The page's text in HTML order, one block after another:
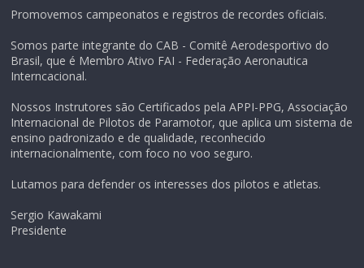
Promovemos campeonatos e registros de recordes oficiais.
Somos parte integrante do CAB - Comitê Aerodesportivo do
Brasil, que é Membro Ativo FAI - Federação Aeronautica
Interncacional.
Nossos Instrutores são Certificados pela APPI-PPG, Associação
Internacional de Pilotos de Paramotor, que aplica um sistema de
ensino padronizado e de qualidade, reconhecido
internacionalmente, com foco no voo seguro.
Lutamos para defender os interesses dos pilotos e atletas.
Sergio Kawakami
Presidente